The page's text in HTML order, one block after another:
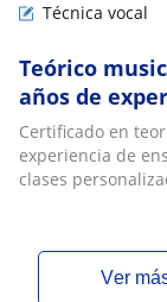
Técnica vocal
Teórico
años de
Certificado en
experiencia de
clases
ver